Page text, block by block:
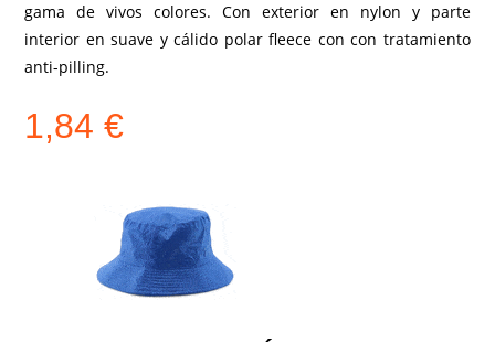
gama de vivos colores. Con exterior en nylon y parte
interior en suave y cálido polar fleece con con tratamiento
anti-pilling.
1,84€